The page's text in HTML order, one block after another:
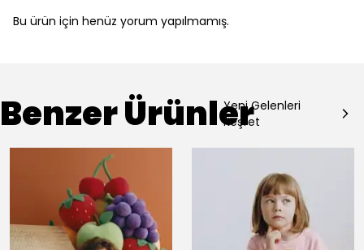
Bu ürün için henüz yorum yapılmamış.
Benzer ÜrünlerYeni Gelenleri
Keşfet